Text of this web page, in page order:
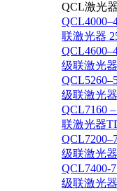
QCL激光器
联激光器
级联激光
级联激光
QCL7160
联激光器
级联激光
QCL7400-
级联激光